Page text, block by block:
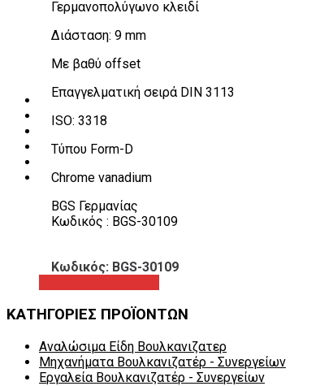
Λεβιέδες – Σταυροί
Εργαλεία φρένων
Διάφορα Είδη Φανοποιείου
Αναλώσιμα Είδη Συνεργείου
ΚΑΤΑΛΟΓΟΣ
DOWNLOADS
ΕΠΙΚΟΙΝΩΝΙΑ
ΕΝ
Γερμανοπολύγωνο κλειδί
Διάσταση: 9 mm
Με βαθύ offset
Επαγγελματική σειρά DIN 3113
ISO: 3318
Τύπου Form-D
Chrome vanadium
BGS Γερμανίας
Κωδικός : BGS-30109
Κωδικός: BGS-30109
ΚΑΤΗΓΟΡΙΕΣ ΠΡΟΪΟΝΤΩΝ
Αναλώσιμα Είδη Βουλκανιζατερ
Μηχανήματα Βουλκανιζατέρ - Συνεργείων
Εργαλεία Βουλκανιζατέρ - Συνεργείων